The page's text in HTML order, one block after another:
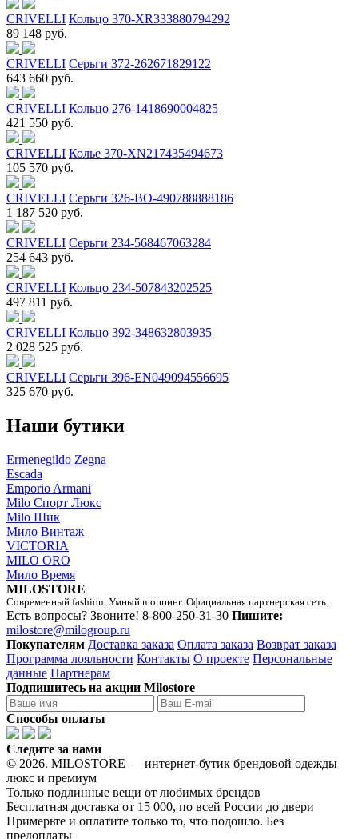
CRIVELLI Кольцо 370-XR333880794292
89 148 руб.
CRIVELLI Серьги 372-262671829122
643 660 руб.
CRIVELLI Кольцо 276-1418690004825
421 550 руб.
CRIVELLI Колье 370-XN217435494673
105 570 руб.
CRIVELLI Серьги 326-BO-490788888186
1 187 520 руб.
CRIVELLI Серьги 234-568467063284
254 643 руб.
CRIVELLI Кольцо 234-507843202525
497 811 руб.
CRIVELLI Кольцо 392-348632803935
2 028 525 руб.
CRIVELLI Серьги 396-EN049094556695
325 670 руб.
Наши бутики
Ermenegildo Zegna
Escada
Emporio Armani
Milo Спорт Люкс
Milo Шик
Мило Винтаж
VICTORIA
MILO ORO
Мило Время
MILOSTORE
Современный fashion. Умный шоппинг. Официальная партнерская сеть.
Есть вопросы? Звоните! 8-800-250-31-30 Пишите:
milostore@milogroup.ru
Покупателям Доставка заказа Оплата заказа Возврат заказа
Программа лояльности Контакты О проекте Персональные
данные Партнерам
Подпишитесь на акции Milostore
Способы оплаты
Следите за нами
© 2026. MILOSTORE — интернет-бутик брендовой одежды
люкс и премиум
Только подлинные вещи от любимых брендов
Бесплатная доставка от 15 000, по всей России до двери
Примерьте и оплатите только то, что подошло. Без
предоплаты